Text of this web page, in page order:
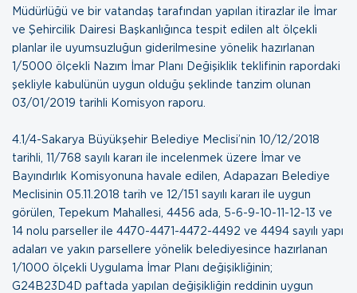
Müdürlüğü ve bir vatandaş tarafından yapılan itirazlar ile İmar
ve Şehircilik Dairesi Başkanlığınca tespit edilen alt ölçekli
planlar ile uyumsuzluğun giderilmesine yönelik hazırlanan
1/5000 ölçekli Nazım İmar Planı Değişiklik teklifinin rapordaki
şekliyle kabulünün uygun olduğu şeklinde tanzim olunan
03/01/2019 tarihli Komisyon raporu
4.1/4-Sakarya Büyükşehir Belediye Meclisi’nin 10/12/2018
tarihli, 11/768 sayılı kararı ile incelenmek üzere İmar ve
Bayındırlık Komisyonuna havale edilen, Adapazarı Belediye
Meclisinin 05.11.2018 tarih ve 12/151 sayılı kararı ile uygun
görülen, Tepekum Mahallesi, 4456 ada, 5-6-9-10-11-12-13 ve
14 nolu parseller ile 4470-4471-4472-4492 ve 4494 sayılı yapı
adaları ve yakın parsellere yönelik belediyesince hazırlanan
1/1000 ölçekli Uygulama İmar Planı değişikliğinin;
G24B23D4D paftada yapılan değişikliğin reddinin uygun